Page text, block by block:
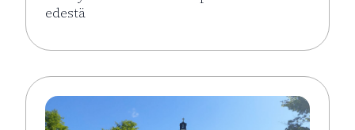
edestä
Lue lisää tapahtumasta Hämeenlinna